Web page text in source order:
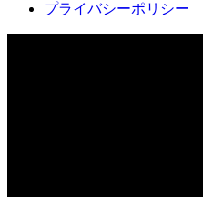
プライバシーポリシー